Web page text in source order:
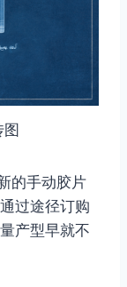
图
的手动胶片
过途径订购
产型早就不